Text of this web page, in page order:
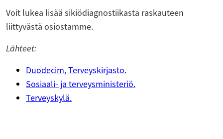
Voit lukea lisää sikiödiagnostiikasta raskauteen
liittyvästä osiostamme.
Lähteet:
Duodecim, Terveyskirjasto.
Sosiaali- ja terveysministeriö.
Terveyskylä.